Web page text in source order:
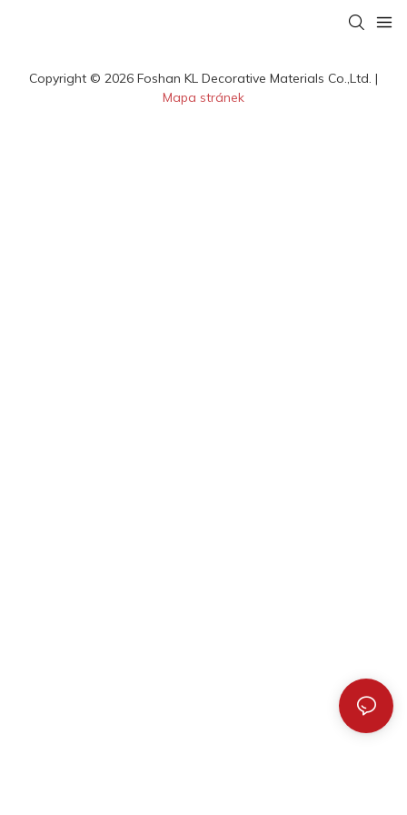
Copyright © 2026 Foshan KL Decorative Materials Co.,Ltd. |
Mapa stránek